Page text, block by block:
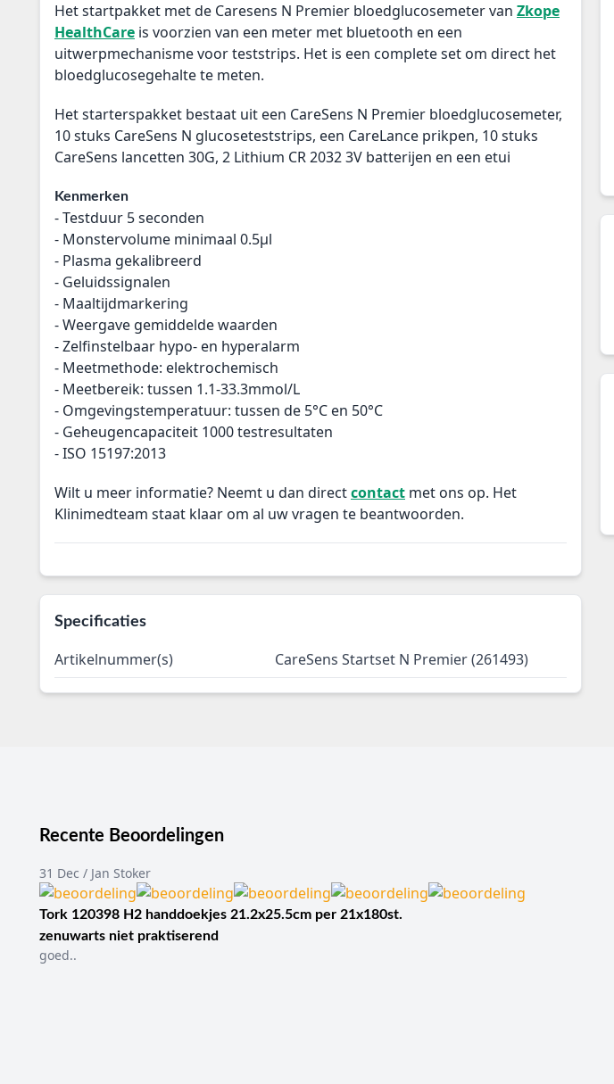
Het startpakket met de Caresens N Premier bloedglucosemeter van Zkope
HealthCare is voorzien van een meter met bluetooth en een
uitwerpmechanisme voor teststrips. Het is een complete set om direct het
bloedglucosegehalte te meten.
Het starterspakket bestaat uit een CareSens N Premier bloedglucosemeter,
10 stuks CareSens N glucoseteststrips, een CareLance prikpen, 10 stuks
CareSens lancetten 30G, 2 Lithium CR 2032 3V batterijen en een etui
Kenmerken
- Testduur 5 seconden
- Monstervolume minimaal 0.5µl
- Plasma gekalibreerd
- Geluidssignalen
- Maaltijdmarkering
- Weergave gemiddelde waarden
- Zelfinstelbaar hypo- en hyperalarm
- Meetmethode: elektrochemisch
- Meetbereik: tussen 1.1-33.3mmol/L
- Omgevingstemperatuur: tussen de 5°C en 50°C
- Geheugencapaciteit 1000 testresultaten
- ISO 15197:2013
Wilt u meer informatie? Neemt u dan directcontact met ons op. Het
Klinimedteam staat klaar om al uw vragen te beantwoorden.
Specificaties
Artikelnummer(s) CareSens Startset N Premier (261493)
Recente Beoordelingen
31 Dec / Jan Stoker
Tork 120398 H2 handdoekjes 21.2x25.5cm per 21x180st.
zenuwarts niet praktiserend
goed..